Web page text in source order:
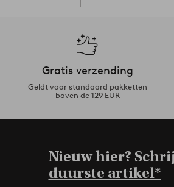
Gratis verzending
Geldt voor standaard pakketten
boven de 129 EUR
Nieuw hier?
duurste artikel*